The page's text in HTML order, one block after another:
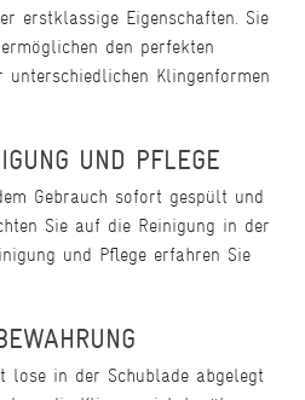
erstklassige Eigenschaften. Sie
den perfekten
Klingenformen
UND PFLEGE
Gebrauch sofort gespült und
Sie auf die Reinigung in der
und Pflege erfahren Sie
lose in der Schublade abgelegt